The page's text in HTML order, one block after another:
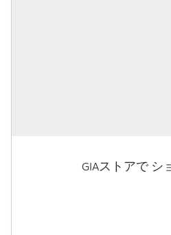
GIAストアで シ